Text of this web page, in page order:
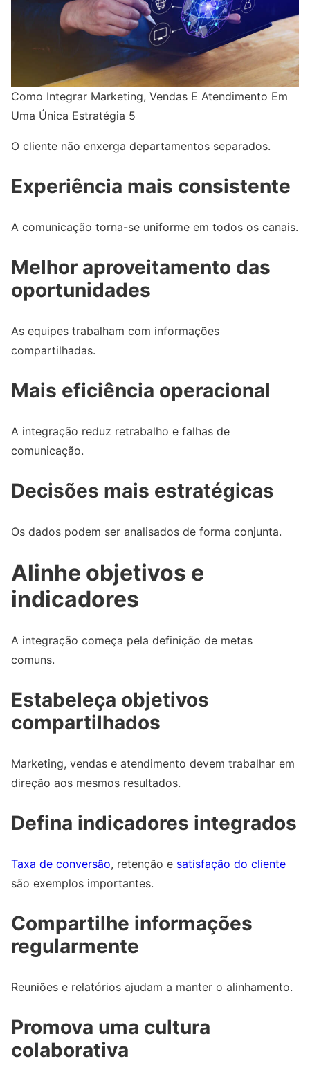
Como Integrar Marketing, Vendas E Atendimento Em
Uma Única Estratégia 5
O cliente não enxerga departamentos separados.
Experiência mais consistente
A comunicação torna-se uniforme em todos os canais.
Melhor aproveitamento das
oportunidades
As equipes trabalham com informações
compartilhadas.
Mais eficiência operacional
A integração reduz retrabalho e falhas de
comunicação.
Decisões mais estratégicas
Os dados podem ser analisados de forma conjunta.
Alinhe objetivos e
indicadores
A integração começa pela definição de metas
comuns.
Estabeleça objetivos
compartilhados
Marketing, vendas e atendimento devem trabalhar em
direção aos mesmos resultados.
Defina indicadores integrados
Taxa de conversão, retenção e satisfação do cliente
são exemplos importantes.
Compartilhe informações
regularmente
Reuniões e relatórios ajudam a manter o alinhamento.
Promova uma cultura
colaborativa